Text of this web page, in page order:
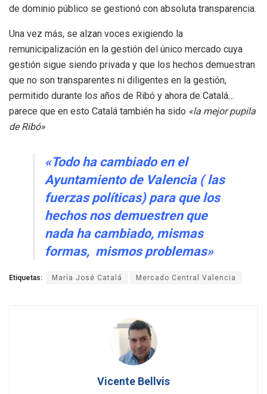
de dominio público se gestionó con absoluta transparencia.
Una vez más, se alzan voces exigiendo la
remunicipalización en la gestión del único mercado cuya
gestión sigue siendo privada y que los hechos demuestran
que no son transparentes ni diligentes en la gestión,
permitido durante los años de Ribó y ahora de Catalá…
parece que en esto Catalá también ha sido «la mejor pupila
de Ribó»
«Todo ha cambiado en el
Ayuntamiento de Valencia ( las
fuerzas políticas) para que los
hechos nos demuestren que
nada ha cambiado, mismas
formas, mismos problemas»
Etiquetas: María José Catalá Mercado Central Valencia
Vicente Bellvis